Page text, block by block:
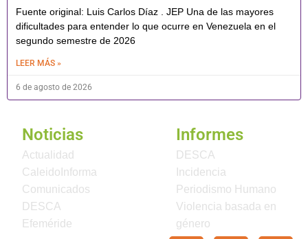
Fuente original: Luis Carlos Díaz . JEP Una de las mayores
dificultades para entender lo que ocurre en Venezuela en el
segundo semestre de 2026
LEER MÁS »
6 de agosto de 2026
Noticias
Actualidad
CaleidoInforma
Comunicados
DESCA
Efeméride
Informes
DESCA
Incidencia
Periodismo Humano
Violencia basada en
género